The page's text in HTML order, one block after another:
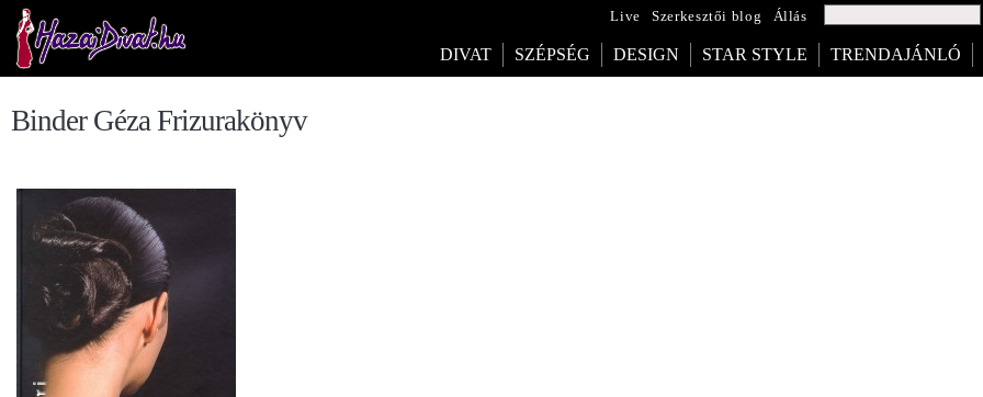
Live Szerkesztői blog Állás
DIVAT SZÉPSÉG DESIGN STAR STYLE TRENDAJÁNLÓ
Binder Géza Frizurakönyv